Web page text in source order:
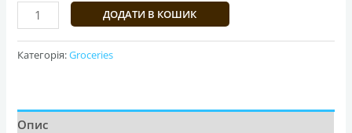
Hand
Sanitizer
кількість
ДОДАТИ В КОШИК
Категорія:Groceries
Опис